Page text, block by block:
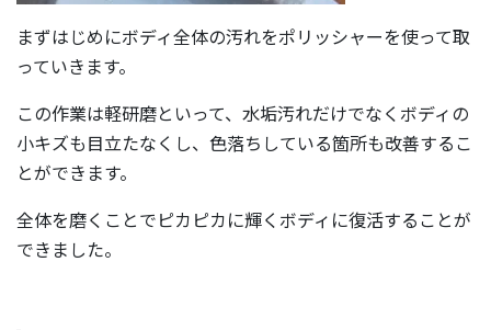
まずはじめにボディ全体の汚れをポリッシャーを使って取
っていきます。
この作業は軽研磨といって、水垢汚れだけでなくボディの
小キズも目立たなくし、色落ちしている箇所も改善するこ
とができます。
全体を磨くことでピカピカに輝くボディに復活することが
できました。